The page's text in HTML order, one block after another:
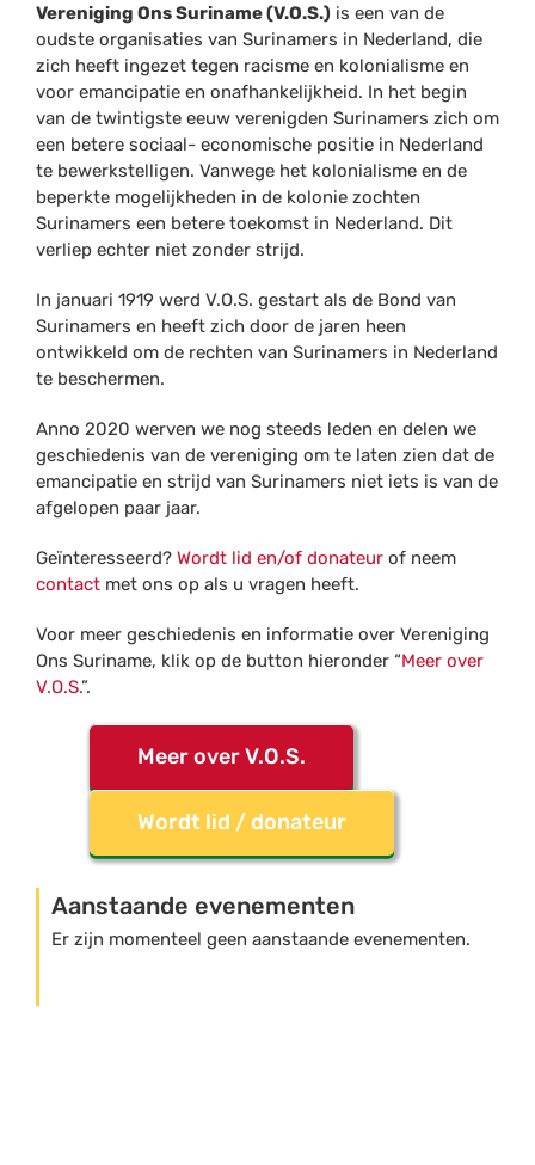
Vereniging Ons Suriname (V.O.S.) is een van de
oudste organisaties van Surinamers in Nederland, die
zich heeft ingezet tegen racisme en kolonialisme en
voor emancipatie en onafhankelijkheid. In het begin
van de twintigste eeuw verenigden Surinamers zich om
een betere sociaal- economische positie in Nederland
te bewerkstelligen. Vanwege het kolonialisme en de
beperkte mogelijkheden in de kolonie zochten
Surinamers een betere toekomst in Nederland. Dit
verliep echter niet zonder strijd.
In januari 1919 werd V.O.S. gestart als de Bond van
Surinamers en heeft zich door de jaren heen
ontwikkeld om de rechten van Surinamers in Nederland
te beschermen.
Anno 2020 werven we nog steeds leden en delen we
geschiedenis van de vereniging om te laten zien dat de
emancipatie en strijd van Surinamers niet iets is van de
afgelopen paar jaar.
Geïnteresseerd? Wordt lid en/of donateur of neem
contact met ons op als u vragen heeft.
Voor meer geschiedenis en informatie over Vereniging
Ons Suriname, klik op de button hieronder “Meer over
V.O.S.”.
Meer over V.O.S.
Wordt lid / donateur
Aanstaande evenementen
Er zijn momenteel geen aanstaande evenementen.